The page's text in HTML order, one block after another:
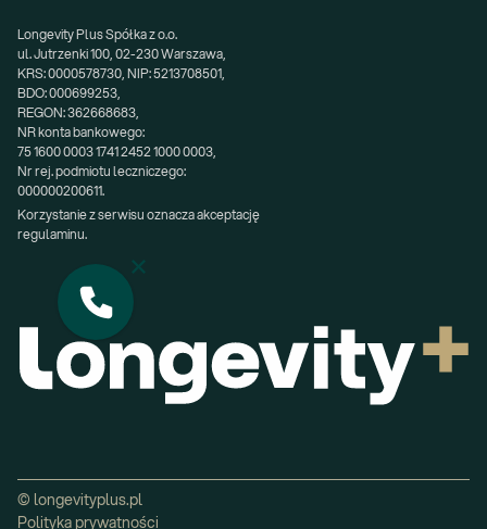
Longevity Plus Spółka z o.o.
ul. Jutrzenki 100, 02-230 Warszawa,
KRS: 0000578730, NIP: 5213708501,
BDO: 000699253,
REGON: 362668683,
NR konta bankowego:
75 1600 0003 1741 2452 1000 0003,
Nr rej. podmiotu leczniczego:
000000200611.
Korzystanie z serwisu oznacza akceptację
regulaminu.
© longevityplus.pl
Polityka prywatności